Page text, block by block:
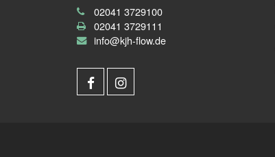
02041 3729100
02041 3729111
info@kjh-flow.de